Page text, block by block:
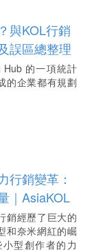
與KOL行銷
誤區總整理
Hub 的一項統計
的企業都有規劃
行銷變革：
｜AsiaKOL
銷經歷了巨大的
和奈米網紅的崛
型創作者的力